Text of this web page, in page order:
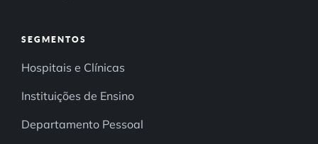
SEGMENTOS
Hospitais e Clínicas
Instituições de Ensino
Departamento Pessoal